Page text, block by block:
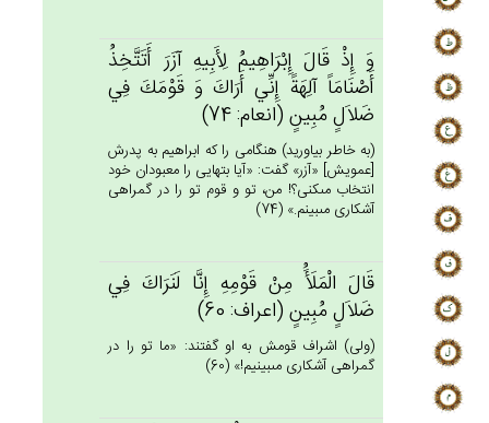
وَ إِذْ قَال‌َ إِبْرَاهِيم‌ُ لِأَبِيه‌ِ آزَرَ أَتَتَّخِذُ
أَصْنَامَاً آلِهَة‌ً إِنِّي‌ أَرَاك‌َ وَ قَوْمَك‌َ فِي‌
ضَلاَل‌ٍ مُبِين‌ٍ (انعام: 74)
(به خاطر بياوريد) هنگامى را كه ابراهيم به پدرش
[عمويش‏] «آزر» گفت: «آيا بتهايى را معبودان خود
انتخاب مى‏كنى؟! من، تو و قوم تو را در گمراهى
آشكارى مى‏بينم.» (74)
قَال‌َ الْمَلَأَُ مِنْ‌ قَوْمِه‌ِ إِنَّا لَنَرَاك‌َ فِي‌
ضَلاَل‌ٍ مُبِين‌ٍ (اعراف: 60)
(ولى) اشراف قومش به او گفتند: «ما تو را در
گمراهى آشكارى مى‏بينيم!» (60)